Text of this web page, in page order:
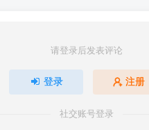
请登录后发表评论
登录 注册
社交账号登录